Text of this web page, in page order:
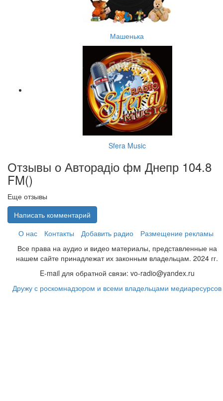
Машенька
Sfera Music
Отзывы о Авторадіо фм Днепр 104.8
FM()
Еще отзывы
Написать комментарий
О нас
Контакты Добавить радио
Размещение рекламы
Все права на аудио и видео материалы, представленные на
нашем сайте принадлежат их законным владельцам. 2024 гг.
E-mail для обратной связи: vo-radio@yandex.ru
Дружу с роскомнадзором и всеми владельцами медиаресурсов